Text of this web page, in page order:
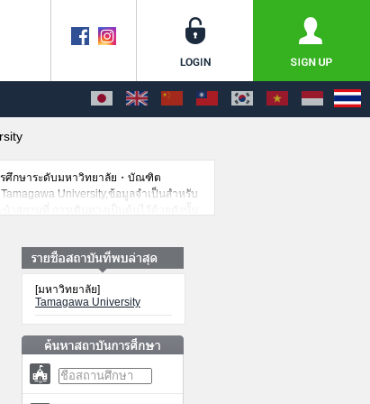
รศึกษาระดับมหาวิทยาลัย・บัณฑิต
University,ข้อมูลจำเป็นสำหรับ
สถานที่,การเดินทางเป็นต้นไว้ด้วยดังนั้น
[มหาวิทยาลัย]
Tamagawa University